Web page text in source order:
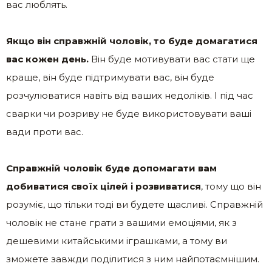
вас люблять.
Якщо він справжній чоловік, то буде домагатися
вас кожен день. Він буде мотивувати вас стати ще
краще, він буде підтримувати вас, він буде
розчулюватися навіть від ваших недоліків. І під час
сварки чи розриву не буде використовувати ваші
вади проти вас.
Справжній чоловік буде допомагати вам
добиватися своїх цілей і розвиватися, тому що він
розуміє, що тільки тоді ви будете щасливі. Справжній
чоловік не стане грати з вашими емоціями, як з
дешевими китайськими іграшками, а тому ви
зможете завжди поділитися з ним найпотаємнішим.